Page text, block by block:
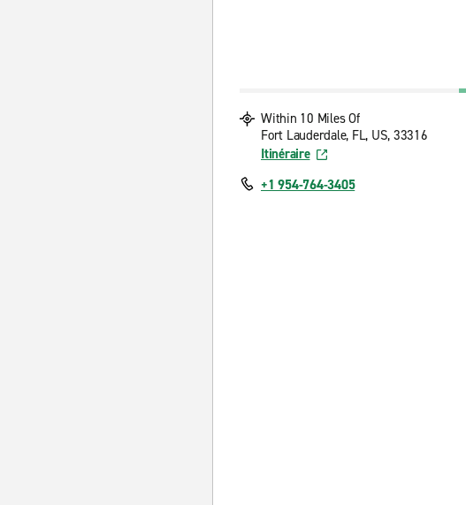
Within 10 Miles Of
Fort Lauderdale, FL, US, 33316
Itinéraire
+1 954-764-3405